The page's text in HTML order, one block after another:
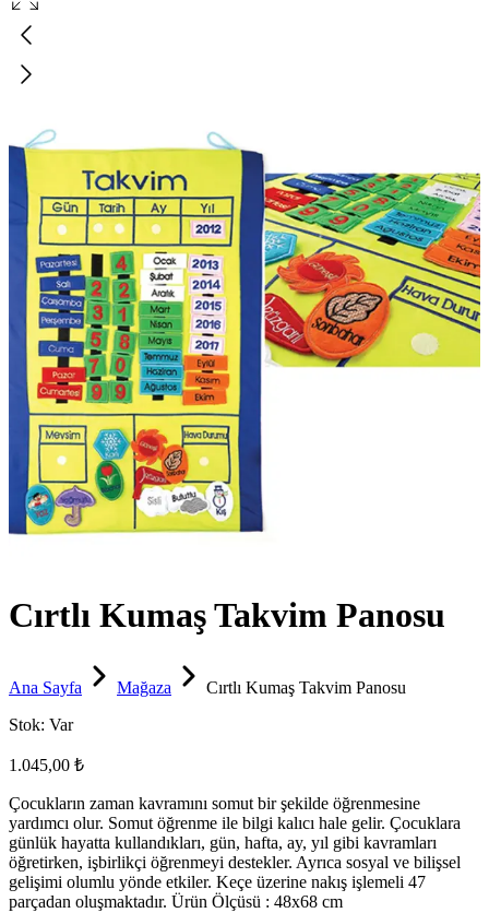
Cırtlı Kumaş Takvim Panosu
Ana Sayfa Mağaza
Cırtlı Kumaş Takvim Panosu
Stok: Var
1.045,00 ₺
Çocukların zaman kavramını somut bir şekilde öğrenmesine
yardımcı olur. Somut öğrenme ile bilgi kalıcı hale gelir. Çocuklara
günlük hayatta kullandıkları, gün, hafta, ay, yıl gibi kavramları
öğretirken, işbirlikçi öğrenmeyi destekler. Ayrıca sosyal ve bilişsel
gelişimi olumlu yönde etkiler. Keçe üzerine nakış işlemeli 47
parçadan oluşmaktadır. Ürün Ölçüsü : 48x68 cm